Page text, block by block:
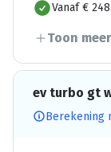
Vanaf €
Toon
ev turbo gt
Berekening